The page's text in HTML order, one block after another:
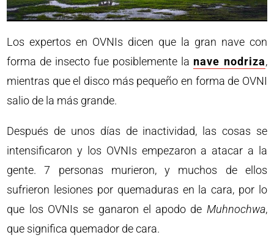
Los expertos en OVNIs dicen que la gran nave con
forma de insecto fue posiblemente la nave nodriza,
mientras que el disco más pequeño en forma de OVNI
salio de la más grande.
Después de unos días de inactividad, las cosas se
intensificaron y los OVNIs empezaron a atacar a la
gente. 7 personas murieron, y muchos de ellos
sufrieron lesiones por quemaduras en la cara, por lo
que los OVNIs se ganaron el apodo de Muhnochwa,
que significa quemador de cara.